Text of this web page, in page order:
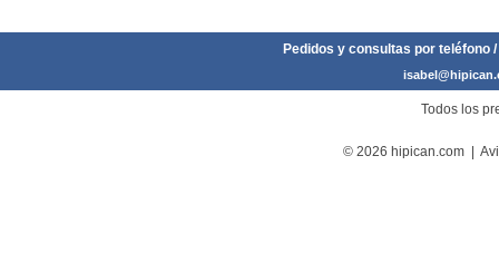
Pedidos y consultas por teléfono
Todos los
© 2026 hipican.com |